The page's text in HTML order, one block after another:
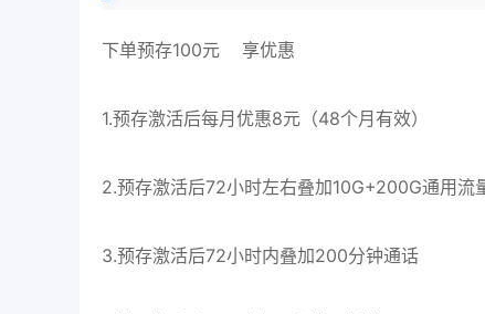
下单预存100元 享优惠
1.预存激活后每月优惠8元（48个月有效）
2.预存激活后72小时左右叠加10G+200G通用流
3.预存激活后72小时内叠加200分钟通话